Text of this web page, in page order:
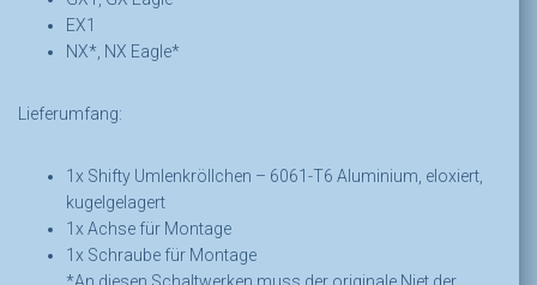
EX1
NX*, NX Eagle*
Lieferumfang:
1x Shifty Umlenkröllchen – 6061-T6 Aluminium, eloxiert,
kugelgelagert
1x Achse für Montage
1x Schraube für Montage